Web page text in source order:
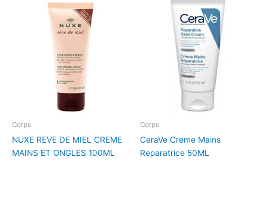
Corps
NUXE REVE DE MIEL CREME
MAINS ET ONGLES 100ML
Corps
CeraVe Creme Mains
Reparatrice 50ML